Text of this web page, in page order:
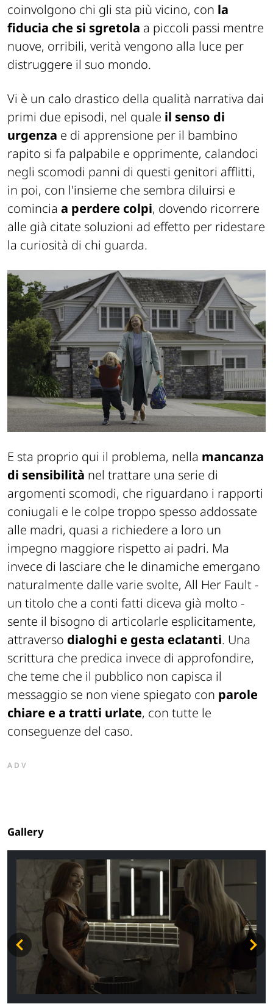
coinvolgono chi gli sta più vicino, con la
fiducia che si sgretola a piccoli passi mentre
nuove, orribili, verità vengono alla luce per
distruggere il suo mondo.
Vi è un calo drastico della qualità narrativa dai
primi due episodi, nel quale il senso di
urgenza e di apprensione per il bambino
rapito si fa palpabile e opprimente, calandoci
negli scomodi panni di questi genitori afflitti,
in poi, con l'insieme che sembra diluirsi e
comincia a perdere colpi, dovendo ricorrere
alle già citate soluzioni ad effetto per ridestare
la curiosità di chi guarda.
E sta proprio qui il problema, nella mancanza
di sensibilità nel trattare una serie di
argomenti scomodi, che riguardano i rapporti
coniugali e le colpe troppo spesso addossate
alle madri, quasi a richiedere a loro un
impegno maggiore rispetto ai padri. Ma
invece di lasciare che le dinamiche emergano
naturalmente dalle varie svolte, All Her Fault-
un titolo che a conti fatti diceva già molto -
sente il bisogno di articolarle esplicitamente,
attraverso dialoghi e gesta eclatanti. Una
scrittura che predica invece di approfondire,
che teme che il pubblico non capisca il
messaggio se non viene spiegato con parole
chiare e a tratti urlate, con tutte le
conseguenze del caso.
ADV
Gallery